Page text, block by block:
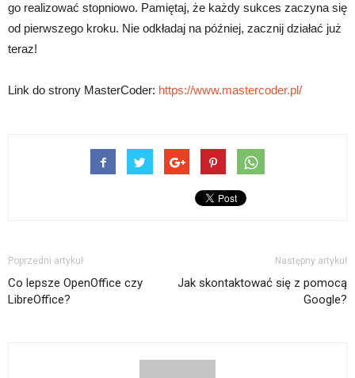
go realizować stopniowo. Pamiętaj, że każdy sukces zaczyna się
od pierwszego kroku. Nie odkładaj na później, zacznij działać już
teraz!
Link do strony MasterCoder: https://www.mastercoder.pl/
Poprzedni artykuł
Co lepsze OpenOffice czy
LibreOffice?
Następny artykuł
Jak skontaktować się z pomocą
Google?